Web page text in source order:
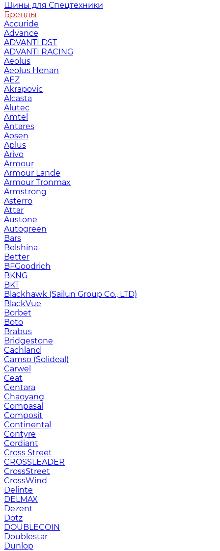
Шины для Спецтехники
Бренды
Accuride
Advance
ADVANTI DST
ADVANTI RACING
Aeolus
Aeolus Henan
AEZ
Akrapovic
Alcasta
Alutec
Amtel
Antares
Aosen
Aplus
Arivo
Armour
Armour Lande
Armour Tronmax
Armstrong
Asterro
Attar
Austone
Autogreen
Bars
Belshina
Better
BFGoodrich
BKNG
BKT
Blackhawk (Sailun Group Co., LTD)
BlackVue
Borbet
Boto
Brabus
Bridgestone
Cachland
Camso (Solideal)
Carwel
Ceat
Centara
Chaoyang
Compasal
Composit
Continental
Contyre
Cordiant
Cross Street
CROSSLEADER
CrossStreet
CrossWind
Delinte
DELMAX
Dezent
Dotz
DOUBLECOIN
Doublestar
Dunlop